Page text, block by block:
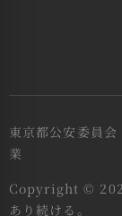
東京都公安委員
業
Copyright ©
あり続ける。